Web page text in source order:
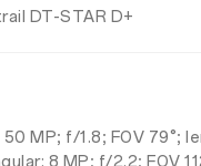
DT-STAR D+
50 MP; f/1.8; FOV 79°;
8 MP; f/2.2; FOV